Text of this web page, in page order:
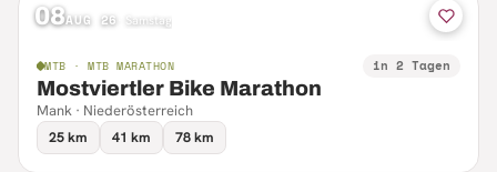
08AUG 26 Samstag
MTB · MTB MARATHON in 2 Tagen
Mostviertler Bike Marathon
Mank · Niederösterreich
25 km
41 km 78 km